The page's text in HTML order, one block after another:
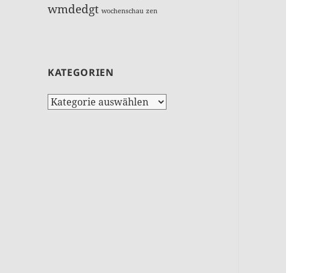
wmdedgt wochenschau zen
KATEGORIEN
Kategorien